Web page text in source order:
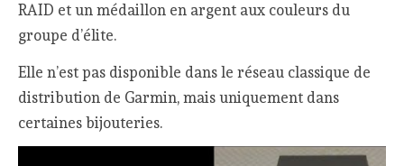
RAID et un médaillon en argent aux couleurs du
groupe d’élite.
Elle n’est pas disponible dans le réseau classique de
distribution de Garmin, mais uniquement dans
certaines bijouteries.